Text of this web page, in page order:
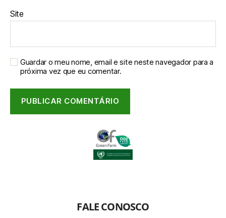
Site
Guardar o meu nome, email e site neste navegador para a
próxima vez que eu comentar.
FALE CONOSCO